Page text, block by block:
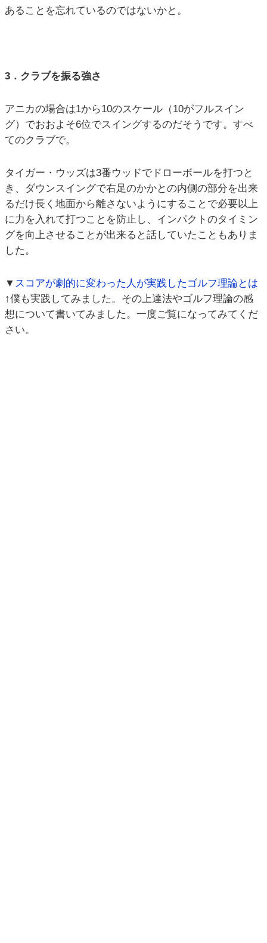
あることを忘れているのではないかと。
3．クラブを振る強さ
アニカの場合は1から10のスケール（10がフルスイン
グ）でおおよそ6位でスイングするのだそうです。すべ
てのクラブで。
タイガー・ウッズは3番ウッドでドローボールを打つと
き、ダウンスイングで右足のかかとの内側の部分を出来
るだけ長く地面から離さないようにすることで必要以上
に力を入れて打つことを防止し、インパクトのタイミン
グを向上させることが出来ると話していたこともありま
した。
▼ スコアが劇的に変わった人が実践したゴルフ理論とは
↑僕も実践してみました。その上達法やゴルフ理論の感
想について書いてみました。一度ご覧になってみてくだ
さい。